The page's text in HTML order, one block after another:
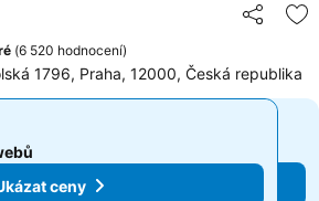
Sdílet
(6 520 hodnocení)
1796, Praha, 12000, Česká republika
Ukázat ceny
ceny